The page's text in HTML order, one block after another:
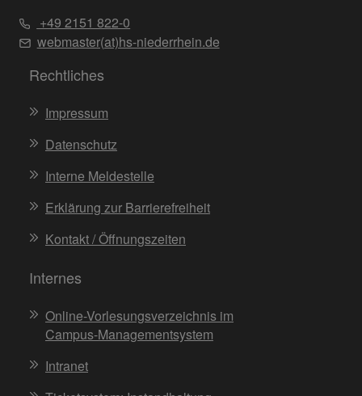
+49 2151 822-0
webmaster(at)hs-niederrhein.de
Rechtliches
Impressum
Datenschutz
Interne Meldestelle
Erklärung zur Barrierefreiheit
Kontakt / Öffnungszeiten
Internes
Online-Vorlesungsverzeichnis im
Campus-Managementsystem
Intranet